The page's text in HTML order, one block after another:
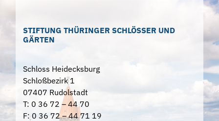
STIFTUNG THÜRINGER SCHLÖSSER UND
GÄRTEN
Schloss Heidecksburg
Schloßbezirk 1
07407 Rudolstadt
T: 0 36 72 – 44 70
F: 0 36 72 – 44 71 19